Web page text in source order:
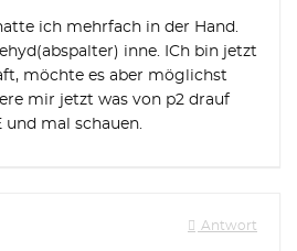
ich mehrfach in der Hand.
inne. ICh bin jetzt
möchte es aber möglichst
mir jetzt was von p2 drauf
und mal schauen.
Antwort